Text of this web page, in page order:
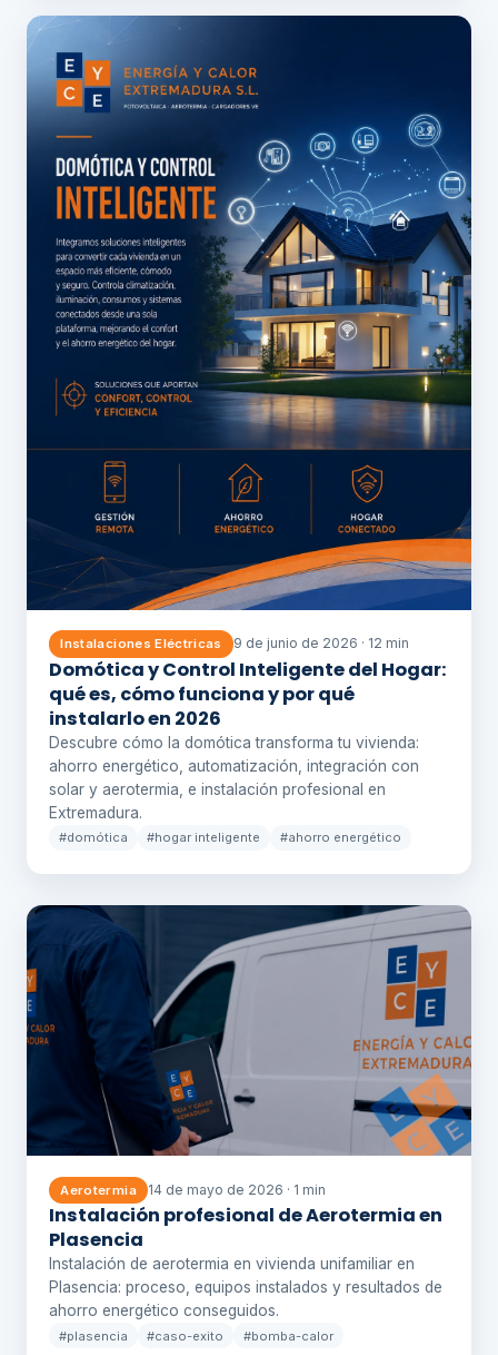
Instalaciones Eléctricas 9 de junio de 2026 · 12 min
Domótica y Control Inteligente del Hogar:
qué es, cómo funciona y por qué
instalarlo en 2026
Descubre cómo la domótica transforma tu vivienda:
ahorro energético, automatización, integración con
solar y aerotermia, e instalación profesional en
Extremadura.
#domótica #hogar inteligente #ahorro energético
Aerotermia 14 de mayo de 2026 · 1 min
Instalación profesional de Aerotermia en
Plasencia
Instalación de aerotermia en vivienda unifamiliar en
Plasencia: proceso, equipos instalados y resultados de
ahorro energético conseguidos.
#plasencia #caso-exito #bomba-calor